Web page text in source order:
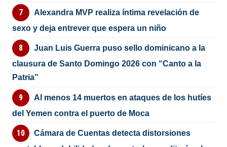
Alexandra MVP realiza íntima revelación de
sexo y deja entrever que espera un niño
Juan Luis Guerra puso sello dominicano a la
clausura de Santo Domingo 2026 con “Canto a la
Patria”
Al menos 14 muertos en ataques de los hutíes
del Yemen contra el puerto de Moca
Cámara de Cuentas detecta distorsiones